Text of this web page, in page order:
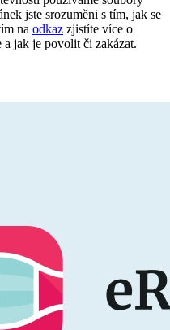
jste srozuměni s tím, jak se
na odkaz zjistíte více o
a jak je povolit či zakázat.